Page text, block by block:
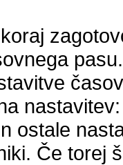
ostale
Če torej